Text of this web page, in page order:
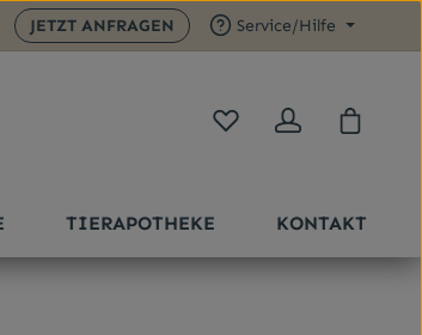
JETZT ANFRAGEN Service/Hilfe
Du hast 0 Produkte auf
TIERAPOTHEKE KONTAKT